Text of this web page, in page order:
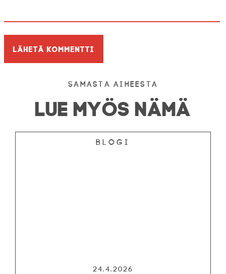
Samasta aiheesta
LUE MYÖS NÄMÄ
Blogi
24.4.2026